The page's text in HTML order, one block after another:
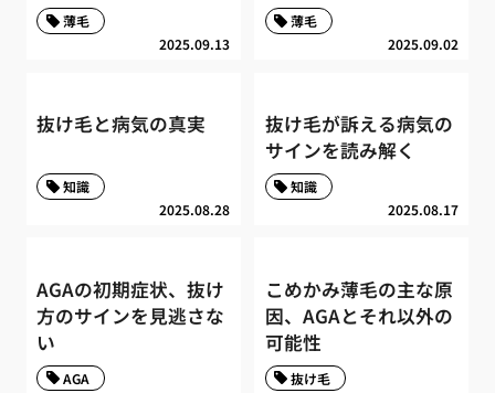
2025.09.13
薄毛
2025.09.02
薄毛
抜け毛と病気の真実
2025.08.28
知識
抜け毛が訴える病気の
サインを読み解く
2025.08.17
知識
AGAの初期症状、抜け
方のサインを見逃さな
い
AGA
こめかみ薄毛の主な原
因、AGAとそれ以外の
可能性
抜け毛